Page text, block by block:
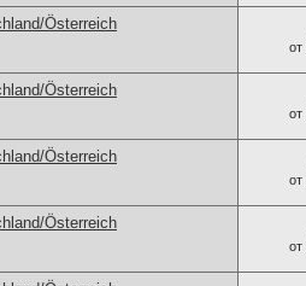
Österreich
от
Österreich
от
Österreich
от
Österreich
от